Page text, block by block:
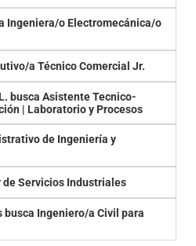
Ingeniera/o Electromecánica/o
a Técnico Comercial Jr.
busca Asistente Tecnico-
| Laboratorio y Procesos
de Ingeniería y
de Servicios Industriales
busca Ingeniero/a Civil para